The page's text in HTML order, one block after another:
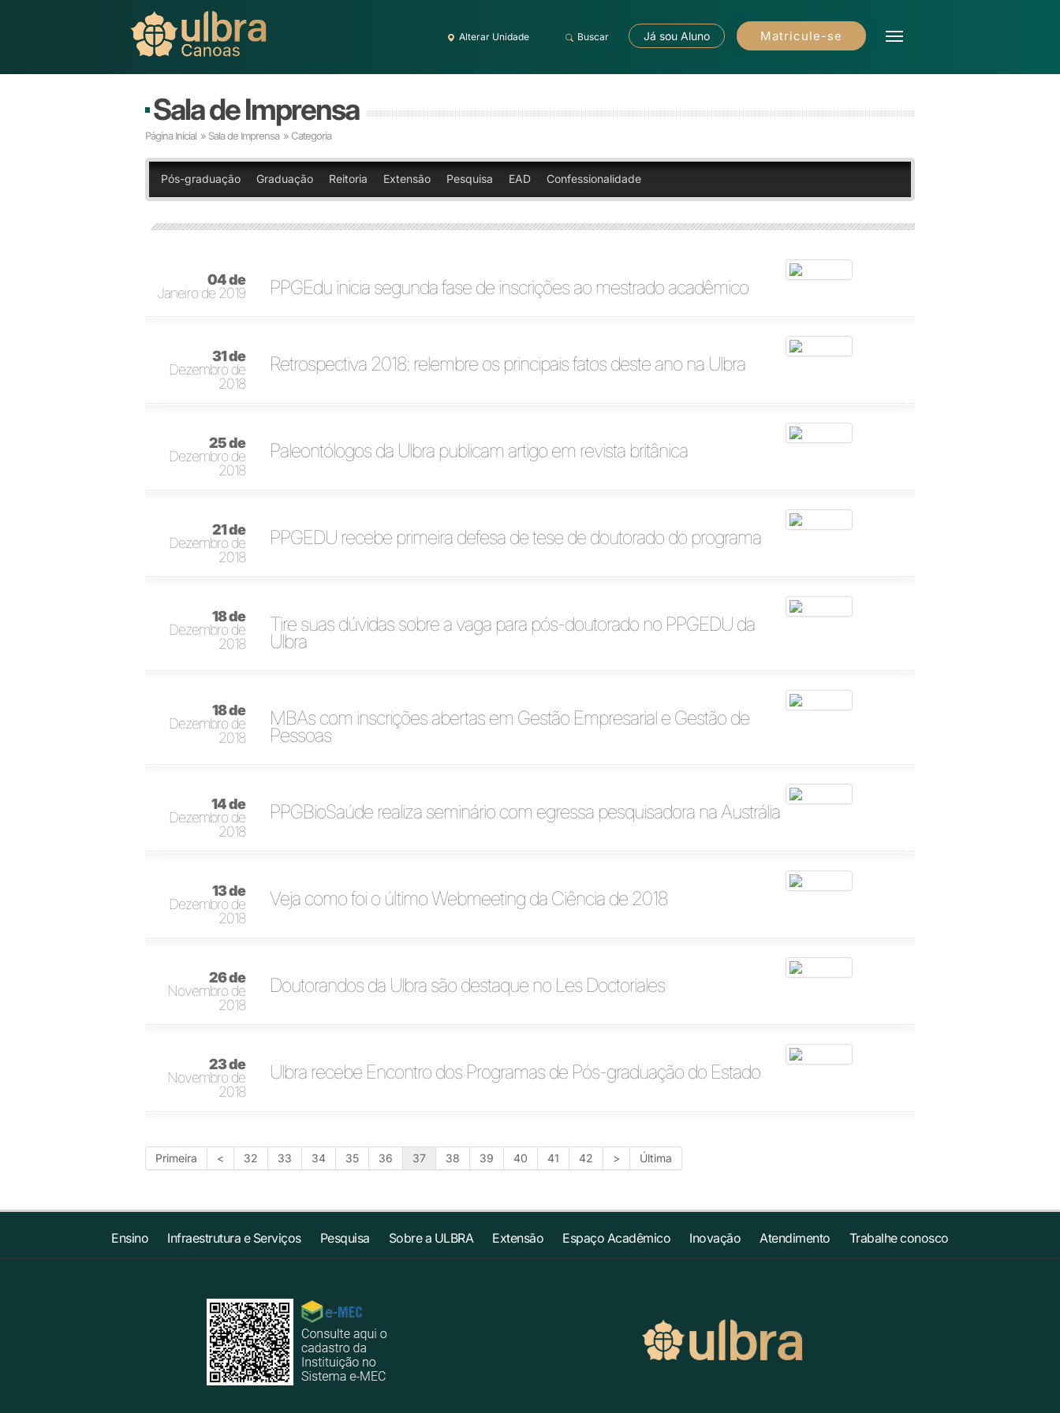
Alterar Unidade Buscar Já sou Aluno Matricule-se
Sala de Imprensa
Página Inicial » Sala de Imprensa » Categoria
Pós-graduação Graduação Reitoria Extensão Pesquisa EAD Confessionalidade
04 de
Janeiro de 2019
PPGEdu inicia segunda fase de inscrições ao mestrado acadêmico
31 de
Dezembro de
2018
Retrospectiva 2018: relembre os principais fatos deste ano na Ulbra
25 de
Dezembro de
2018
Paleontólogos da Ulbra publicam artigo em revista britânica
21 de
Dezembro de
2018
PPGEDU recebe primeira defesa de tese de doutorado do programa
18 de
Dezembro de
2018
Tire suas dúvidas sobre a vaga para pós-doutorado no PPGEDU da
Ulbra
18 de
Dezembro de
2018
MBAs com inscrições abertas em Gestão Empresarial e Gestão de
Pessoas
14 de
Dezembro de
2018
PPGBioSaúde realiza seminário com egressa pesquisadora na Austrália
13 de
Dezembro de
2018
Veja como foi o último Webmeeting da Ciência de 2018
26 de
Novembro de
2018
Doutorandos da Ulbra são destaque no Les Doctoriales
23 de
Novembro de
2018
Ulbra recebe Encontro dos Programas de Pós-graduação do Estado
Primeira < 32 33 34 35 36 37 38 39 40 41 42 > Última
Ensino Infraestrutura e Serviços Pesquisa Sobre a ULBRA Extensão Espaço Acadêmico Inovação Atendimento Trabalhe conosco